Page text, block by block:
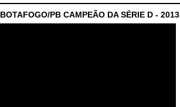
BOTAFOGO/PB CAMPEÃO DA SÉRIE D - 2013